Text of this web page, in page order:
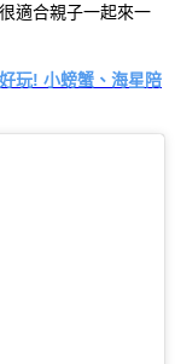
適合親子一起來一
玩! 小螃蟹、海星陪